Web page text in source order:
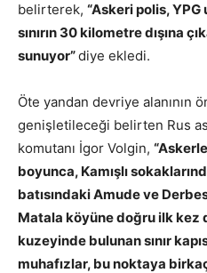
belirterek, “Askeri polis, YPG
sınırın 30 kilometre dışına
sunuyor”diye ekledi.
Öte yandan devriye alanının
genişletileceği belirten Rus
komutanı İgor Volgin,
boyunca, Kamışlı
batısındaki Amude ve
Matala köyüne doğru ilk kez
kuzeyinde bulunan sınır
muhafızlar, bu noktaya